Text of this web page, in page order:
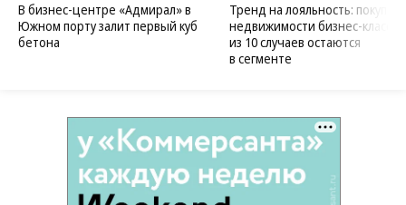
В бизнес-центре «Адмирал» в
Южном порту залит первый куб
бетона
Тренд на лояльность:
недвижимости бизнес-класса
из 10 случаев остаются
в сегменте